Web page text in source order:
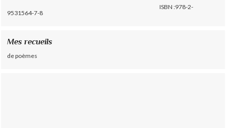
ISBN :978-2-
9531564-7-8
Mes recueils
de poèmes